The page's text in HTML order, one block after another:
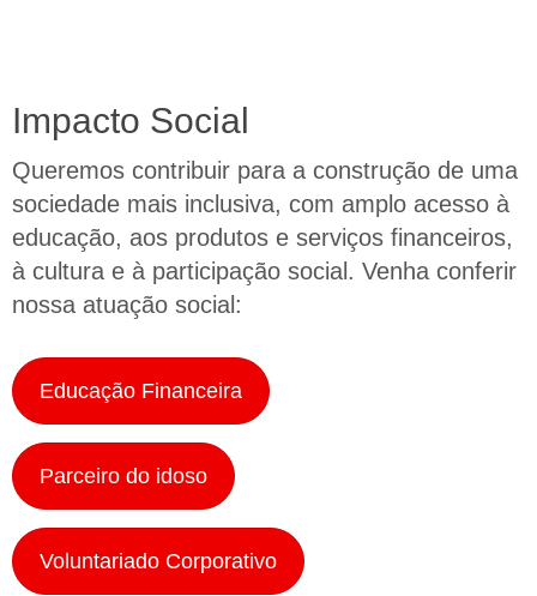
Impacto Social
Queremos contribuir para a construção de uma
sociedade mais inclusiva, com amplo acesso à
educação, aos produtos e serviços financeiros,
à cultura e à participação social. Venha conferir
nossa atuação social:
Educação Financeira
Parceiro do idoso
Voluntariado Corporativo